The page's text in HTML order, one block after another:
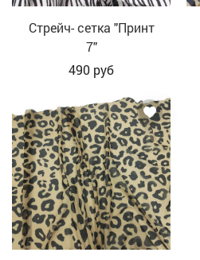
Стрейч- сетка "Принт
7"
490 руб